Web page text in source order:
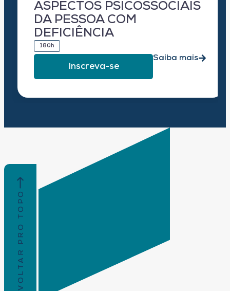
ASPECTOS PSICOSSOCIAIS
DA PESSOA COM
DEFICIÊNCIA
180h
Inscreva-se
Saiba mais
VOLTAR PRO TOPO